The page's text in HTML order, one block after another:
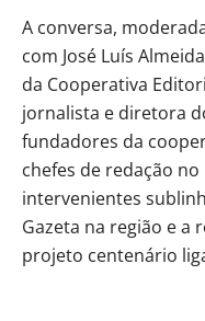
A conversa,
com José Luís
da Cooperativa
jornalista e diretora
fundadores da
chefes de redação no
intervenientes
Gazeta na região e a
projeto centenário